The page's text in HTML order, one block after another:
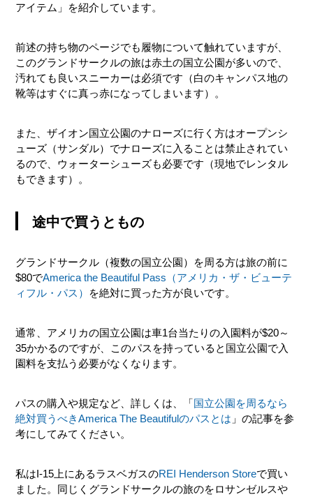
アイテム」を紹介しています。
前述の持ち物のページでも履物について触れていますが、
このグランドサークルの旅は赤土の国立公園が多いので、
汚れても良いスニーカーは必須です（白のキャンパス地の
靴等はすぐに真っ赤になってしまいます）。
また、ザイオン国立公園のナローズに行く方はオープンシ
ューズ（サンダル）でナローズに入ることは禁止されてい
るので、ウォーターシューズも必要です（現地でレンタル
もできます）。
途中で買うともの
グランドサークル（複数の国立公園）を周る方は旅の前に
$80でAmerica the Beautiful Pass（アメリカ・ザ・ビューテ
ィフル・パス） を絶対に買った方が良いです。
通常、アメリカの国立公園は車1台当たりの入園料が$20～
35かかるのですが、このパスを持っていると国立公園で入
園料を支払う必要がなくなります。
パスの購入や規定など、詳しくは、「国立公園を周るなら
絶対買うべきAmerica The Beautifulのパスとは 」の記事を参
考にしてみてください。
私はI-15上にあるラスベガスのREI Henderson Storeで買い
ました。同じくグランドサークルの旅のをロサンゼルスや